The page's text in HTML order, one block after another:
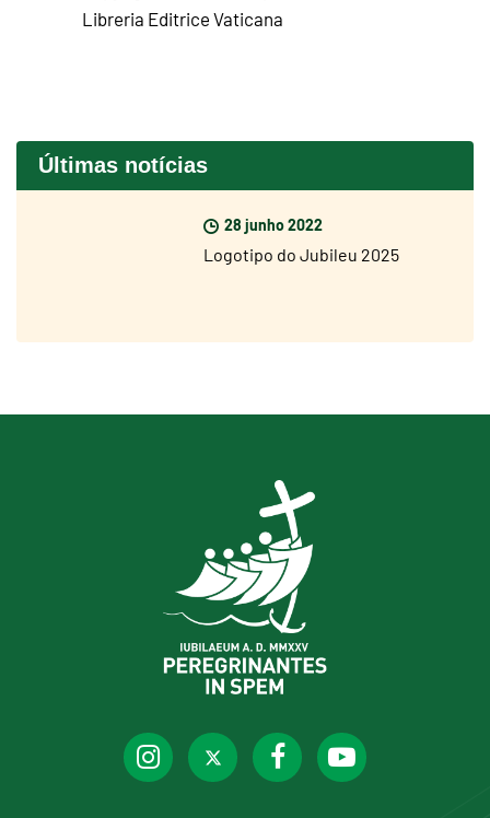
Libreria Editrice Vaticana
Últimas notícias
28 junho 2022
Logotipo do Jubileu 2025